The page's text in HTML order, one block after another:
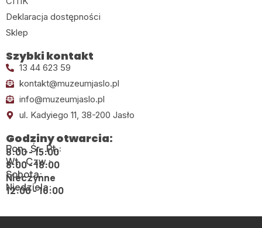
Deklaracja dostępności
Sklep
Szybki kontakt
13 44 623 59
kontakt@muzeumjaslo.pl
info@muzeumjaslo.pl
ul. Kadyiego 11, 38-200 Jasło
Godziny otwarcia:
Pon., Śr., Pt.:
8:00 - 15:00
Wt., Czw.:
8:00 - 18:00
Sobota:
Nieczynne
Niedziela:
12:00 - 16:00